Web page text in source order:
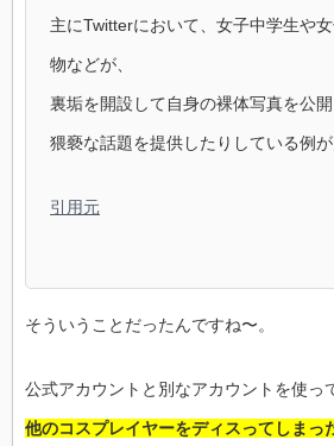
主にTwitterにおいて、女子中学生や
物などが、
裏垢を開設して自身の裸体写真を公開
猥褻な話題を提供したりしている例が
引用元
そういうことだったんですね〜。
公式アカウントと別なアカウントを使っ
他のコスプレイヤーをディスってしまっ